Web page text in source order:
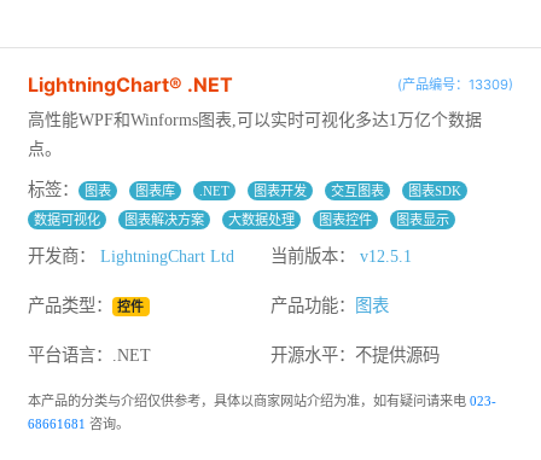
LightningChart® .NET (产品编号：13309)
高性能WPF和Winforms图表,可以实时可视化多达1万亿个数据
点。
标签： 图表 图表库 .NET 图表开发 交互图表
图表SDK
数据可视化
图表解决方案 大数据处理 图表控件 图表显示
开发商： LightningChart Ltd 当前版本： v12.5.1
产品类型： 控件 产品功能： 图表
平台语言：.NET 开源水平： 不提供源码
本产品的分类与介绍仅供参考，具体以商家网站介绍为准，如有疑问请来电 023-
68661681 咨询。